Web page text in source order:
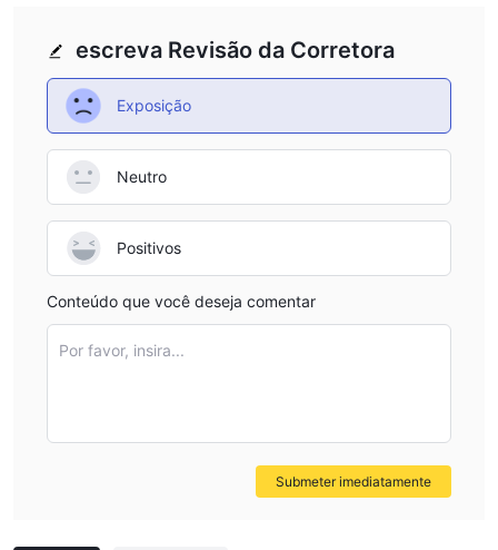
escreva Revisão da Corretora
Exposição
Neutro
Positivos
Conteúdo que você deseja comentar
Por favor, insira...
Submeter imediatamente